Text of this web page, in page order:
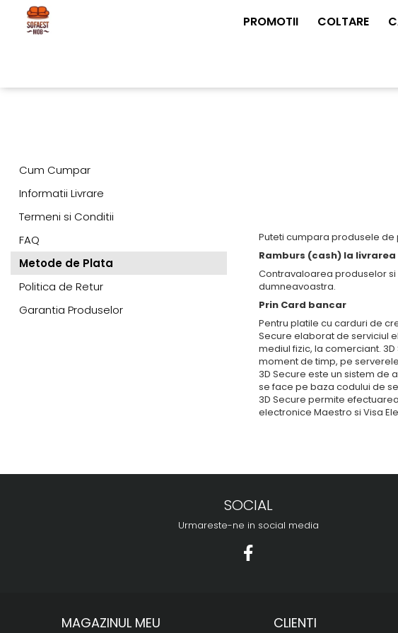
PROMOTII COLTARE
Puteti cumpara produsele
Ramburs (cash) la
Contravaloarea produselor
dumneavoastra.
Prin Card bancar
Pentru platile cu carduri de
Secure elaborat de serviciul
mediul fizic, la comerciant.
moment de timp, pe
3D Secure este un sistem
se face pe baza codului de
3D Secure permite
electronice Maestro si Visa
Cum Cumpar
Informatii Livrare
Termeni si Conditii
FAQ
Metode de Plata
Politica de Retur
Garantia Produselor
SOCIAL
Urmareste-ne in social media
MAGAZINUL MEU CLIENTI